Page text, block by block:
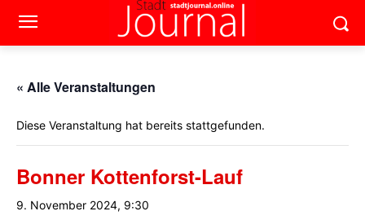
« Alle Veranstaltungen
Diese Veranstaltung hat bereits stattgefunden.
Bonner Kottenforst-Lauf
9. November 2024, 9:30